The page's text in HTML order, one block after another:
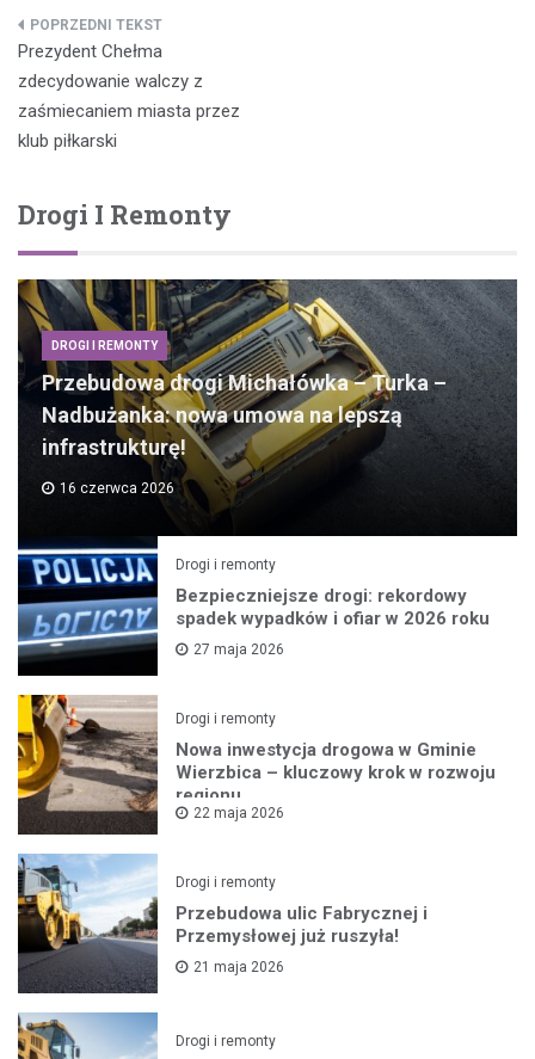
Nawigacja
wpisu
Prezydent Chełma
zdecydowanie walczy z
zaśmiecaniem miasta przez
klub piłkarski
Drogi I Remonty
DROGI I REMONTY
Przebudowa drogi Michałówka – Turka –
Nadbużanka: nowa umowa na lepszą
infrastrukturę!
16 czerwca 2026
Drogi i remonty
Bezpieczniejsze drogi: rekordowy
spadek wypadków i ofiar w 2026 roku
27 maja 2026
Drogi i remonty
Nowa inwestycja drogowa w Gminie
Wierzbica – kluczowy krok w rozwoju
regionu
22 maja 2026
Drogi i remonty
Przebudowa ulic Fabrycznej i
Przemysłowej już ruszyła!
21 maja 2026
Drogi i remonty